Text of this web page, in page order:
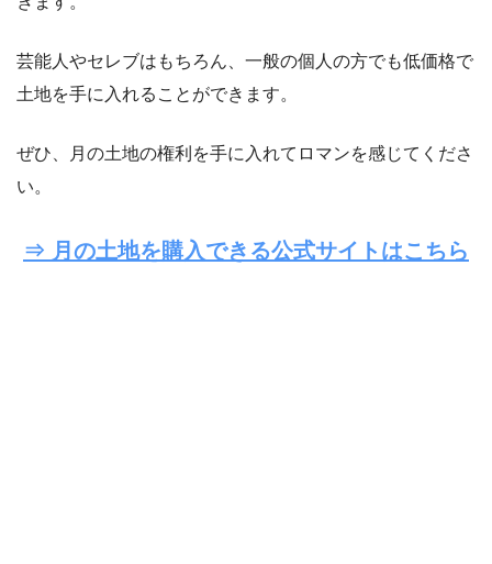
芸能人やセレブはもちろん、一般の個人の方でも低価格で
土地を手に入れることができます。
ぜひ、月の土地の権利を手に入れてロマンを感じてくださ
い。
⇒ 月の土地を購入できる公式サイトはこちら